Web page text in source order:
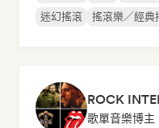
迷幻搖滾
搖滾樂／經典
ROCK
歌單音樂博主